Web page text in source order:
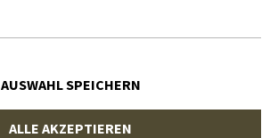
AUSWAHL SPEICHERN
ALLE AKZEPTIEREN